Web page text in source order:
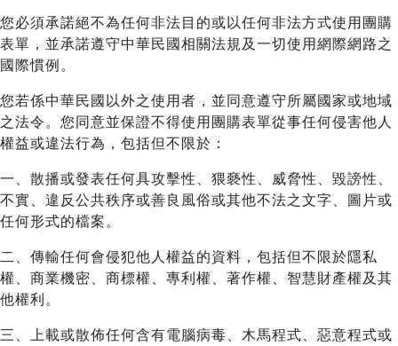
您必須承諾絕不為任何非法目的或以任何非法方式使用團購
表單，並承諾遵守中華民國相關法規及一切使用網際網路之
國際慣例。
您若係中華民國以外之使用者，並同意遵守所屬國家或地域
之法令。您同意並保證不得使用團購表單從事任何侵害他人
權益或違法行為，包括但不限於：
一、散播或發表任何具攻擊性、猥褻性、威脅性、毀謗性、
不實、違反公共秩序或善良風俗或其他不法之文字、圖片或
任何形式的檔案。
二、傳輸任何會侵犯他人權益的資料，包括但不限於隱私
權、商業機密、商標權、專利權、著作權、智慧財產權及其
他權利。
三、上載或散佈任何含有電腦病毒、木馬程式、惡意程式或